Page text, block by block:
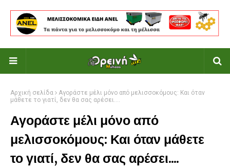
Αρχική σελίδα
Αγοράστε μέλι μόνο από μελισσοκόμους: Και όταν
μάθετε το γιατί, δεν θα σας αρέσει....
Αγοράστε μέλι μόνο από
μελισσοκόμους: Και όταν μάθετε
το γιατί, δεν θα σας αρέσει....